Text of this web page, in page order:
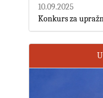
10.09.2025
Konkurs za